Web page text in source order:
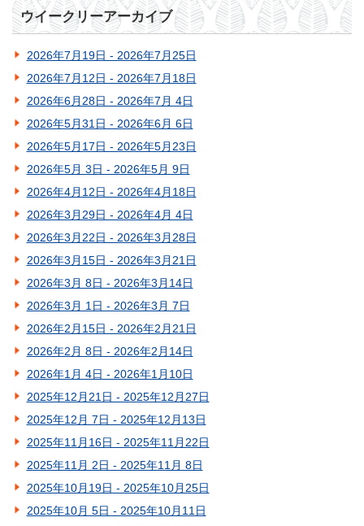
ウイークリーアーカイブ
2026年7月19日 - 2026年7月25日
2026年7月12日 - 2026年7月18日
2026年6月28日 - 2026年7月 4日
2026年5月31日 - 2026年6月 6日
2026年5月17日 - 2026年5月23日
2026年5月 3日 - 2026年5月 9日
2026年4月12日 - 2026年4月18日
2026年3月29日 - 2026年4月 4日
2026年3月22日 - 2026年3月28日
2026年3月15日 - 2026年3月21日
2026年3月 8日 - 2026年3月14日
2026年3月 1日 - 2026年3月 7日
2026年2月15日 - 2026年2月21日
2026年2月 8日 - 2026年2月14日
2026年1月 4日 - 2026年1月10日
2025年12月21日 - 2025年12月27日
2025年12月 7日 - 2025年12月13日
2025年11月16日 - 2025年11月22日
2025年11月 2日 - 2025年11月 8日
2025年10月19日 - 2025年10月25日
2025年10月 5日 - 2025年10月11日